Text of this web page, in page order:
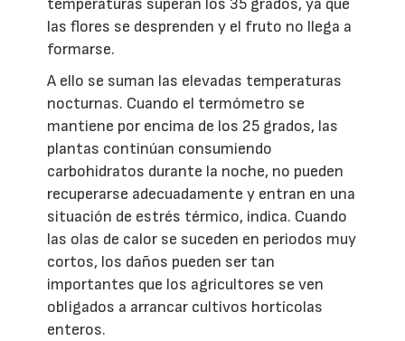
temperaturas superan los 35 grados, ya que
las flores se desprenden y el fruto no llega a
formarse.
A ello se suman las elevadas temperaturas
nocturnas. Cuando el termómetro se
mantiene por encima de los 25 grados, las
plantas continúan consumiendo
carbohidratos durante la noche, no pueden
recuperarse adecuadamente y entran en una
situación de estrés térmico, indica. Cuando
las olas de calor se suceden en periodos muy
cortos, los daños pueden ser tan
importantes que los agricultores se ven
obligados a arrancar cultivos hortícolas
enteros.